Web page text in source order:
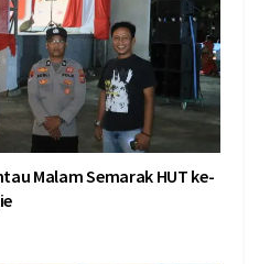
Malam Semarak HUT ke-